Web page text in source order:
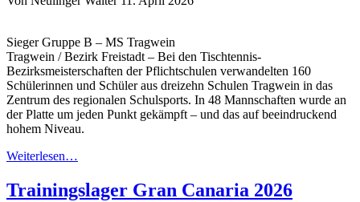
Sieger Gruppe B – MS Tragwein
Tragwein / Bezirk Freistadt – Bei den Tischtennis-
Bezirksmeisterschaften der Pflichtschulen verwandelten 160
Schülerinnen und Schüler aus dreizehn Schulen Tragwein in das
Zentrum des regionalen Schulsports. In 48 Mannschaften wurde an
der Platte um jeden Punkt gekämpft – und das auf beeindruckend
hohem Niveau.
Weiterlesen…
Trainingslager Gran Canaria 2026